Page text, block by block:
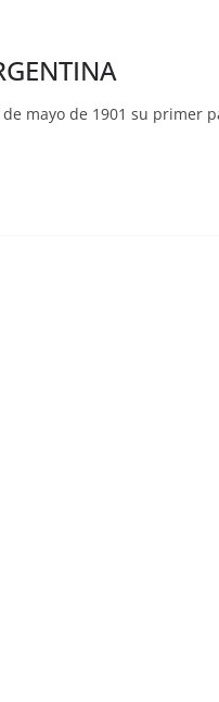
mayo de 1901 su primer